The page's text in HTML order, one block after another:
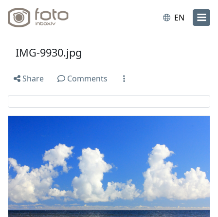
EN
IMG-9930.jpg
Share Comments